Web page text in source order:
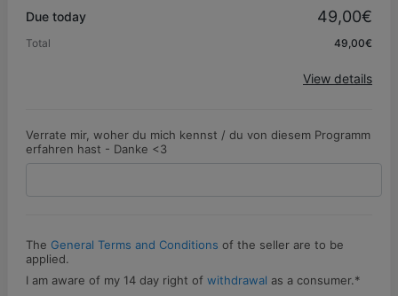
Due today 49,00€
Total 49,00€
View details
Verrate mir, woher du mich kennst / du von diesem Programm
erfahren hast - Danke <3
The General Terms and Conditions of the seller are to be
applied.
I am aware of my 14 day right of withdrawal as a consumer.*